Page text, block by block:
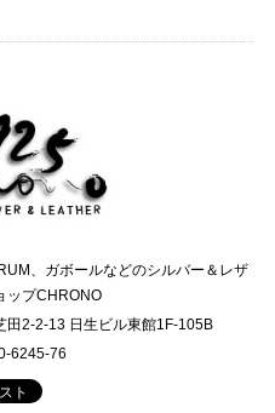
、ガボールなどのシルバー＆レザ
ップCHRONO
2-2-13 日生ビル東館1F-105B
6245-76